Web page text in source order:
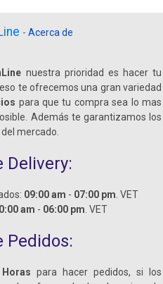
- Acerca de
nuestra prioridad es hacer tu
te ofrecemos una gran variedad
para que tu compra sea lo mas
Además te garantizamos los
mercado.
Delivery:
09:00 am - 07:00 pm . VET
am - 06:00 pm . VET
Pedidos:
para hacer pedidos, si los